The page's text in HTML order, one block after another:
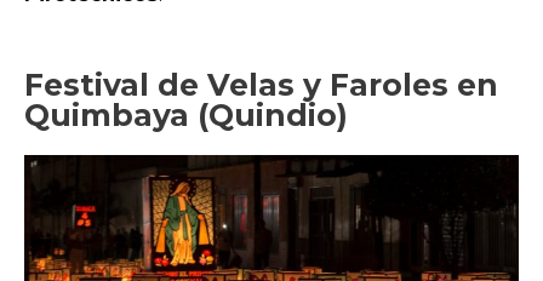
Festival de Velas y Faroles en
Quimbaya (Quindio)